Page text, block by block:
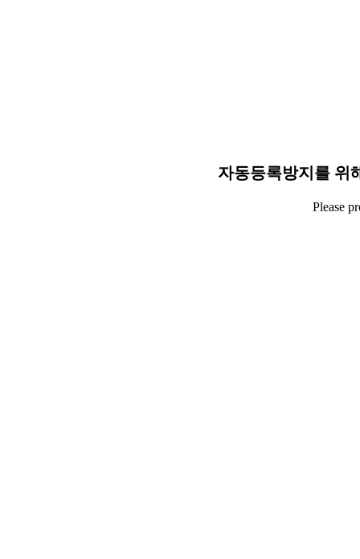
자동등록방지를 위
Please